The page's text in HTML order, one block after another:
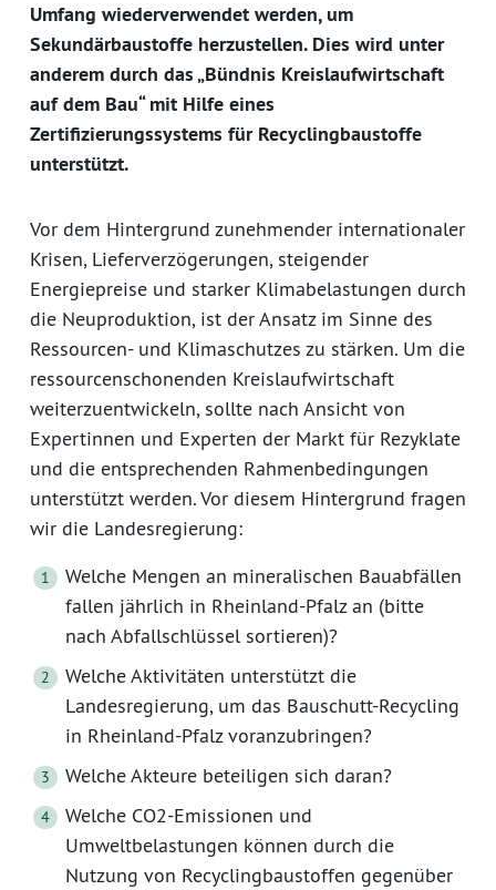
Umfang wiederverwendet werden, um
Sekundärbaustoffe herzustellen. Dies wird unter
anderem durch das „Bündnis Kreislaufwirtschaft
auf dem Bau“ mit Hilfe eines
Zertifizierungssystems für Recyclingbaustoffe
unterstützt.
Vor dem Hintergrund zunehmender internationaler
Krisen, Lieferverzögerungen, steigender
Energiepreise und starker Klimabelastungen durch
die Neuproduktion, ist der Ansatz im Sinne des
Ressourcen- und Klimaschutzes zu stärken. Um die
ressourcenschonenden Kreislaufwirtschaft
weiterzuentwickeln, sollte nach Ansicht von
Expertinnen und Experten der Markt für Rezyklate
und die entsprechenden Rahmenbedingungen
unterstützt werden. Vor diesem Hintergrund fragen
wir die Landesregierung:
Welche Mengen an mineralischen Bauabfällen
fallen jährlich in Rheinland-Pfalz an (bitte
nach Abfallschlüssel sortieren)?
Welche Aktivitäten unterstützt die
Landesregierung, um das Bauschutt-Recycling
in Rheinland-Pfalz voranzubringen?
Welche Akteure beteiligen sich daran?
Welche CO2-Emissionen und
Umweltbelastungen können durch die
Nutzung von Recyclingbaustoffen gegenüber